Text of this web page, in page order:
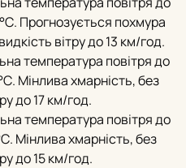
Прогнозується похмура
вітру до 13 км/год.
температура повітря до
Мінлива хмарність, без
до 17 км/год.
температура повітря до
Мінлива хмарність, без
до 15 км/год.